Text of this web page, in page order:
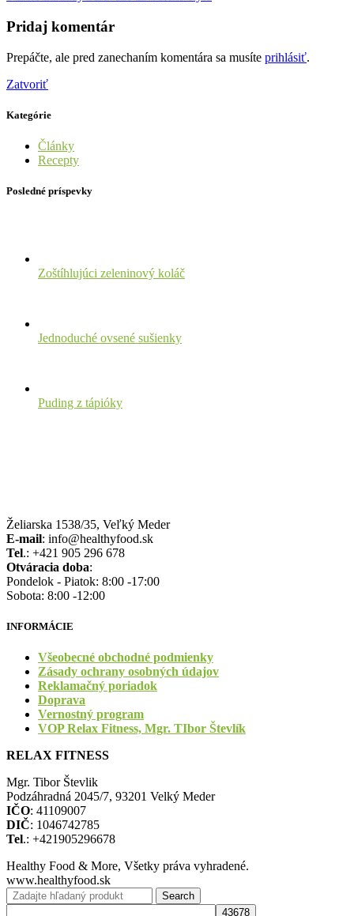
Pridaj komentár
Prepáčte, ale pred zanechaním komentára sa musíte prihlásiť.
Zatvoriť
Kategórie
Články
Recepty
Posledné príspevky
Zoštíhlujúci zeleninový koláč
Jednoduché ovsené sušienky
Puding z tápióky
Želiarska 1538/35, Veľký Meder
E-mail: info@healthyfood.sk
Tel.: +421 905 296 678
Otváracia doba:
Pondelok - Piatok: 8:00 -17:00
Sobota: 8:00 -12:00
INFORMÁCIE
Všeobecné obchodné podmienky
Zásady ochrany osobných údajov
Reklamačný poriadok
Doprava
Vernostný program
VOP Relax Fitness, Mgr. TIbor Števlík
RELAX FITNESS
Mgr. Tibor Števlik
Podzáhradná 2045/7, 93201 Velký Meder
IČO: 41109007
DIČ: 1046742785
Tel.: +421905296678
Healthy Food & More, Všetky práva vyhradené.
www.healthyfood.sk
Search